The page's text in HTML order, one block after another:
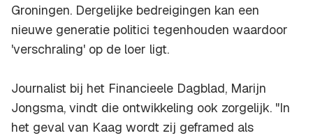
Groningen. Dergelijke bedreigingen kan een
nieuwe generatie politici tegenhouden waardoor
'verschraling' op de loer ligt.
Journalist bij het Financieele Dagblad, Marijn
Jongsma, vindt die ontwikkeling ook zorgelijk. "In
het geval van Kaag wordt zij geframed als